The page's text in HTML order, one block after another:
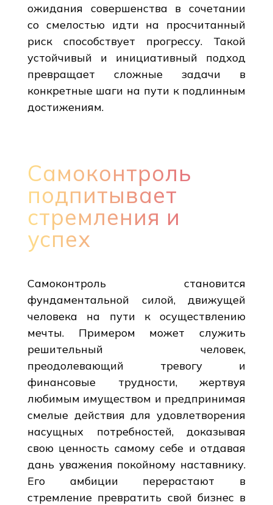
ожидания совершенства в сочетании
со смелостью идти на просчитанный
риск способствует прогрессу. Такой
устойчивый и инициативный подход
превращает сложные задачи в
конкретные шаги на пути к подлинным
достижениям.
Самоконтроль
подпитывает
стремления и
успех
Самоконтроль становится
фундаментальной силой, движущей
человека на пути к осуществлению
мечты. Примером может служить
решительный человек,
преодолевающий тревогу и
финансовые трудности, жертвуя
любимым имуществом и предпринимая
смелые действия для удовлетворения
насущных потребностей, доказывая
свою ценность самому себе и отдавая
дань уважения покойному наставнику.
Его амбиции перерастают в
стремление превратить свой бизнес в